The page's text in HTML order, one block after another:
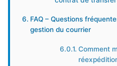
FAQ – Questions
gestion du courrier
Comment